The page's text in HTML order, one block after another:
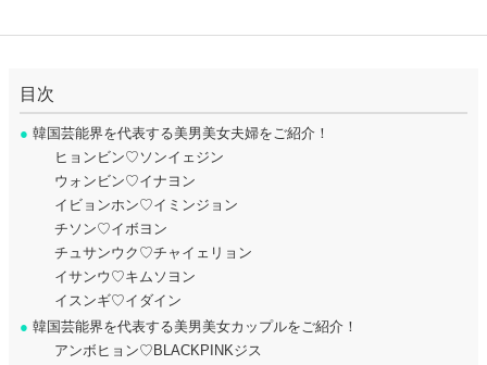
目次
● 韓国芸能界を代表する美男美女夫婦をご紹介！
ヒョンビン♡ソンイェジン
ウォンビン♡イナヨン
イビョンホン♡イミンジョン
チソン♡イボヨン
チュサンウク♡チャイェリョン
イサンウ♡キムソヨン
イスンギ♡イダイン
● 韓国芸能界を代表する美男美女カップルをご紹介！
アンボヒョン♡BLACKPINKジス